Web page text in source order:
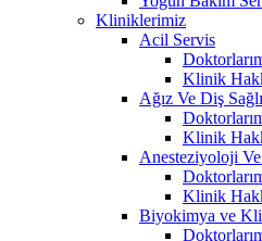
Kliniklerimiz
Acil Servis
Klinik
Ağız Ve Diş
Klinik
Anesteziyoloji
Klinik
Biyokimya ve